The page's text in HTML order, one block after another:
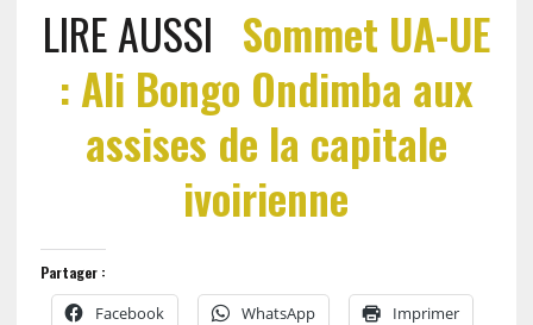
LIRE AUSSI Sommet UA-UE
: Ali Bongo Ondimba aux
assises de la capitale
ivoirienne
Partager :
Facebook WhatsApp Imprimer